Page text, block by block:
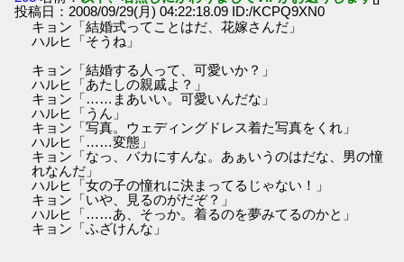
投稿日：2008/09/29(月) 04:22:18.09 ID:/KCPQ9XN0
キョン「結婚式ってことはだ、花嫁さんだ」
ハルヒ「そうね」
キョン「結婚する人って、可愛いか？」
ハルヒ「あたしの親戚よ？」
キョン「……まあいい。可愛いんだな」
ハルヒ「うん」
キョン「写真。ウェディングドレス着た写真をくれ」
ハルヒ「……変態」
キョン「なっ、バカにすんな。あぁいうのはだな、男の憧
れなんだ」
ハルヒ「女の子の憧れに決まってるじゃない！」
キョン「いや、見るのがだぞ？」
ハルヒ「……あ、そっか。着るのを夢みてるのかと」
キョン「ふざけんな」